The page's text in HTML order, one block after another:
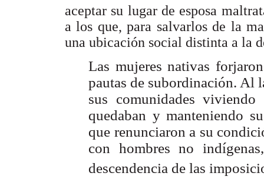
aceptar su lugar de esposa
a los que, para salvarlos de la
una ubicación social distinta a la
Las mujeres nativas
pautas de subordinación. Al
sus comunidades
quedaban y manteniendo
que renunciaron a su
con hombres no
descendencia de las